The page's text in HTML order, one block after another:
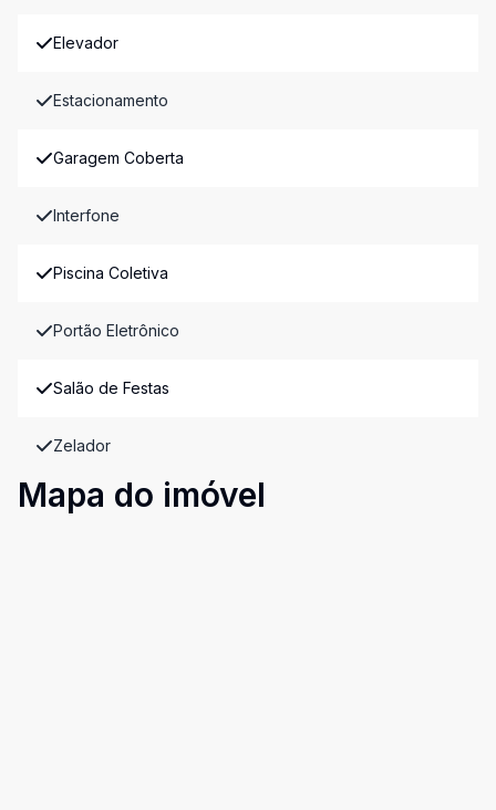
Elevador
Estacionamento
Garagem Coberta
Interfone
Piscina Coletiva
Portão Eletrônico
Salão de Festas
Zelador
Mapa do imóvel